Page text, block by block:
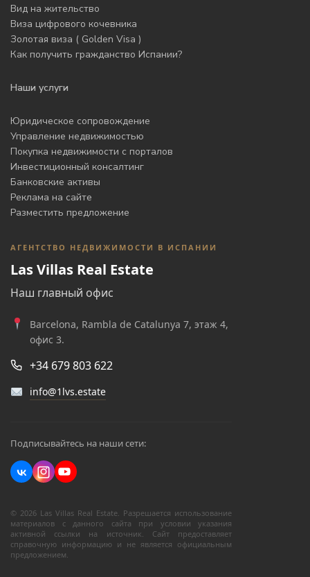
Вид на жительство
Виза цифрового кочевника
Золотая виза ( Golden Visa )
Как получить гражданство Испании?
Наши услуги
Юридическое сопровождение
Управление недвижимостью
Покупка недвижимости с порталов
Инвестиционный консалтинг
Банковские активы
Реклама на сайте
Разместить предложение
АГЕНТСТВО НЕДВИЖИМОСТИ В ИСПАНИИ
Las Villas Real Estate
Наш главный офис
Barcelona, Rambla de Catalunya 7, этаж 4,
офис 3.
+34 679 803 622
info@1lvs.estate
Подписывайтесь на наши сети:
© 2026 Las Villas Real Estate. Разрешается использование
материалов с данного сайта при условии указания
активной ссылки на источник. Сайт предоставляет
справочную информацию и не является официальным
предложением.